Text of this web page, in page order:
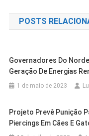
de
Post
POSTS
Governadores Do
Geração De Energias
1 de maio de 2023
Projeto Prevê Punição
Piercings Em Cães E